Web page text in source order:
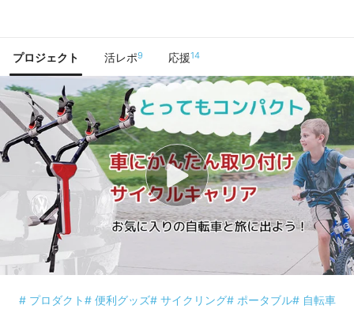
プロジェクト 活レポ9 応援14
# プロダクト# 便利グッズ# サイクリング# ポータブル# 自転車